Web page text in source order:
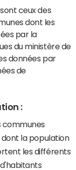
ceux des
dont les
par la
du ministère de
données par
de
:
communes
la population
les différents